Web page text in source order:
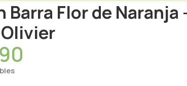
Barra Flor de Naranja